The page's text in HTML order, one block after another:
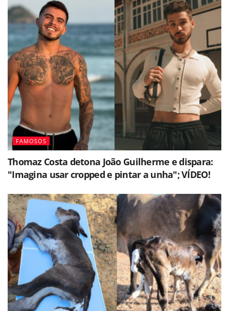
FAMOSOS
Thomaz Costa detona João Guilherme e dispara:
"Imagina usar cropped e pintar a unha"; VÍDEO!